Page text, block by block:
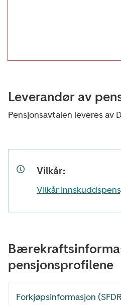
Leverandør av
Pensjonsavtalen leveres av
Vilkår:
Vilkår
pensjonsprofilene
Forkjøpsinformasjon